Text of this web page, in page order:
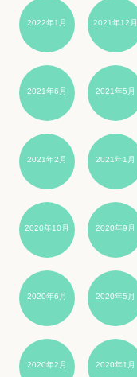
2022年1月 2021年12月
2021年6月 2021年5月
2021年2月 2021年1月
2020年10月 2020年9月
2020年6月 2020年5月
2020年2月 2020年1月